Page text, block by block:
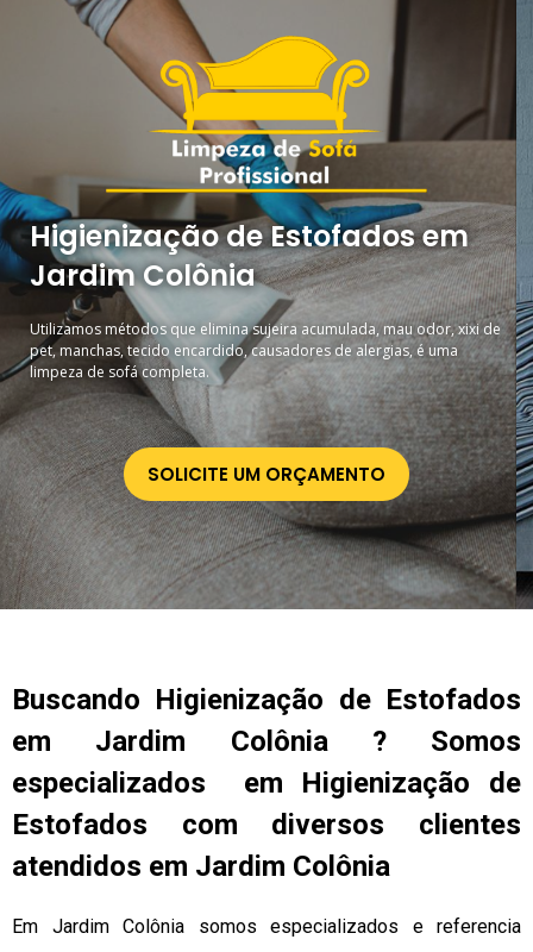
Higienização de Estofados em
Jardim Colônia
Utilizamos métodos que elimina sujeira acumulada, mau odor, xixi de
pet, manchas, tecido encardido, causadores de alergias, é uma
limpeza de sofá completa.
SOLICITE UM ORÇAMENTO
Buscando Higienização de Estofados
em Jardim Colônia ? Somos
especializados em Higienização de
Estofados com diversos clientes
atendidos em Jardim Colônia
Em Jardim Colônia somos especializados e referencia